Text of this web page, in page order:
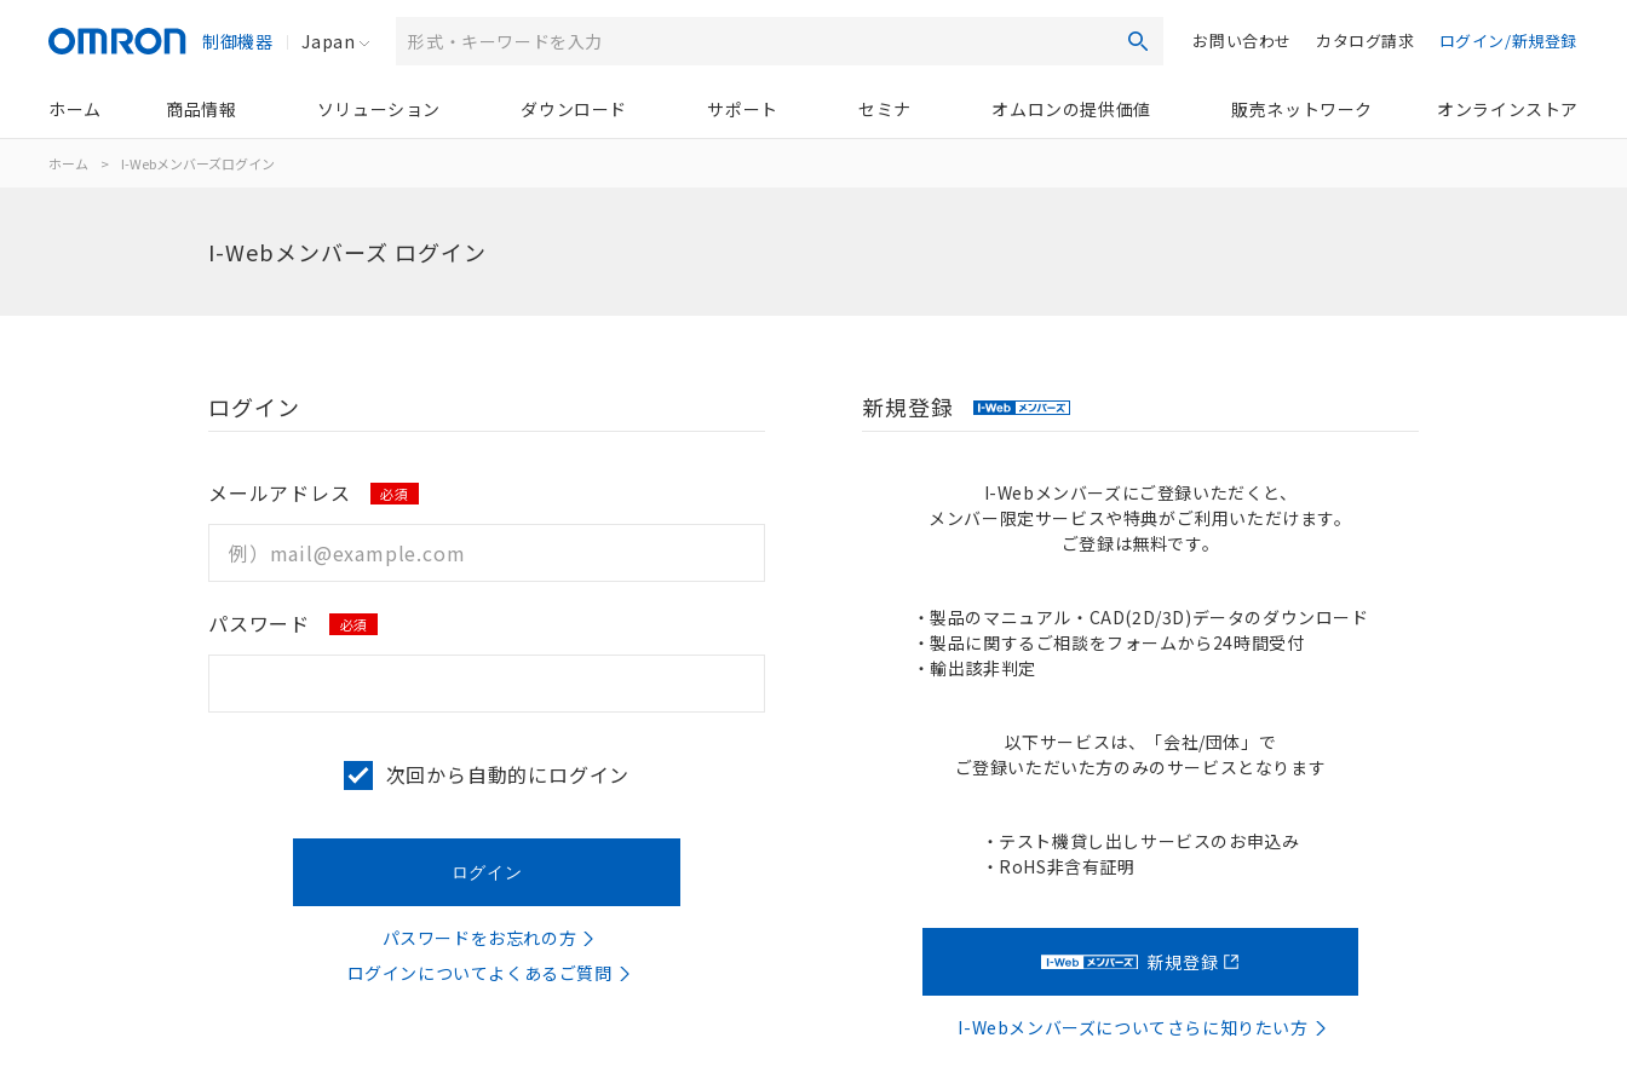
制御機器 Japan 検索 ログイン/新規登録
カタログ請求
お問い合わせ
ホーム 商品情報 ソリューション ダウンロード サポート セミナ オムロンの提供価値 販売ネットワーク オンラインストア
ホーム > I-Webメンバーズログイン
I-Webメンバーズ ログイン
ログイン
メールアドレス 必須
パスワード 必須
次回から自動的にログイン
パスワードをお忘れの方
ログインについてよくあるご質問
新規登録
I-Webメンバーズにご登録いただくと、
メンバー限定サービスや特典がご利用いただけます。
ご登録は無料です。
・製品のマニュアル・CAD(2D/3D)データのダウンロード
・製品に関するご相談をフォームから24時間受付
・輸出該非判定
以下サービスは、「会社/団体」で
ご登録いただいた方のみのサービスとなります
・テスト機貸し出しサービスのお申込み
・RoHS非含有証明
新規登録
I-Webメンバーズについてさらに知りたい方